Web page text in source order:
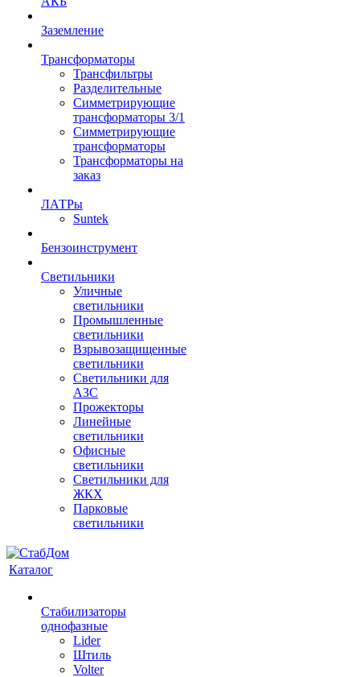
Заземление
Трансформаторы
Трансфильтры
Разделительные
Симметрирующие
трансформаторы 3/1
Симметрирующие
трансформаторы
Трансформаторы на
заказ
ЛАТРы
Suntek
Бензоинструмент
Светильники
Уличные
светильники
Промышленные
светильники
Взрывозащищенные
светильники
Светильники для
АЗС
Прожекторы
Линейные
светильники
Офисные
светильники
Светильники для
ЖКХ
Парковые
светильники
Каталог
Стабилизаторы
однофазные
Lider
Штиль
Volter